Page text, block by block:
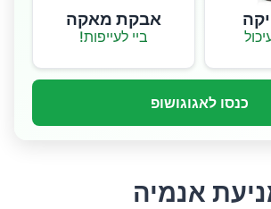
אבקת מאקה
ביי לעייפות!
כנסו לאגוגושופ